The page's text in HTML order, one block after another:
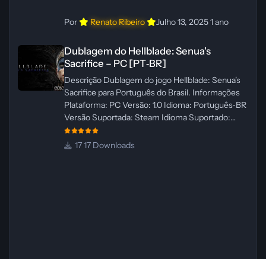
Por Renato Ribeiro Julho 13, 20251 ano
Dublagem do Hellblade: Senua's
Sacrifice – PC [PT‑BR]
Descrição Dublagem do jogo Hellblade: Senua's
Sacrifice para Português do Brasil. Informações
Plataforma: PC Versão: 1.0 Idioma: Português‑BR
Versão Suportada: Steam Idioma Suportado:
Inglês Lançamento: 26/01/2025 Tamanho: 110 MB
Créditos — Central de Traduções
17 Downloads